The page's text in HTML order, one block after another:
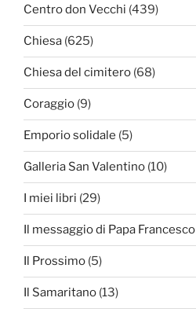
Centro don Vecchi (439)
Chiesa (625)
Chiesa del cimitero (68)
Coraggio (9)
Emporio solidale (5)
Galleria San Valentino (10)
I miei libri (29)
Il messaggio di Papa Francesco
Il Prossimo (5)
Il Samaritano (13)